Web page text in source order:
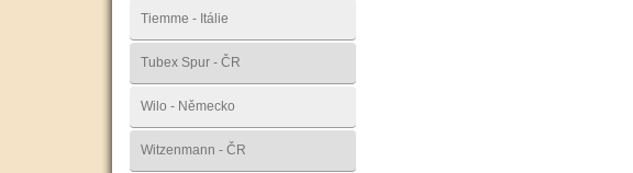
Tiemme - Itálie
Tubex Spur - ČR
Wilo - Německo
Witzenmann - ČR